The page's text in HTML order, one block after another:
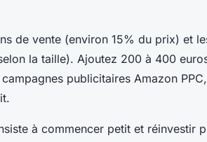
de vente (environ 15% du prix) et
la taille). Ajoutez 200 à 400
publicitaires Amazon
à commencer petit et réinvestir